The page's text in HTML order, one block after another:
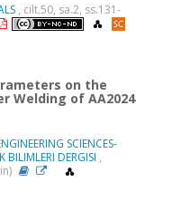
, cilt.50, sa.2, ss.131-
on the
Welding of AA2024
SCIENCES-
BILIMLERI DERGISI ,